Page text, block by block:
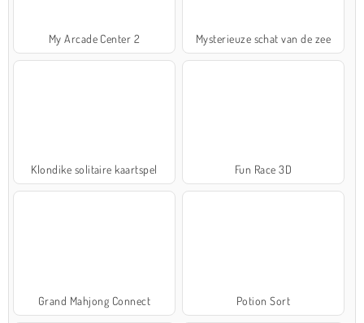
My Arcade Center 2 Mysterieuze schat van de zee
Klondike solitaire kaartspel Fun Race 3D
Grand Mahjong Connect Potion Sort